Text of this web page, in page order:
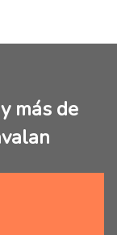
más de